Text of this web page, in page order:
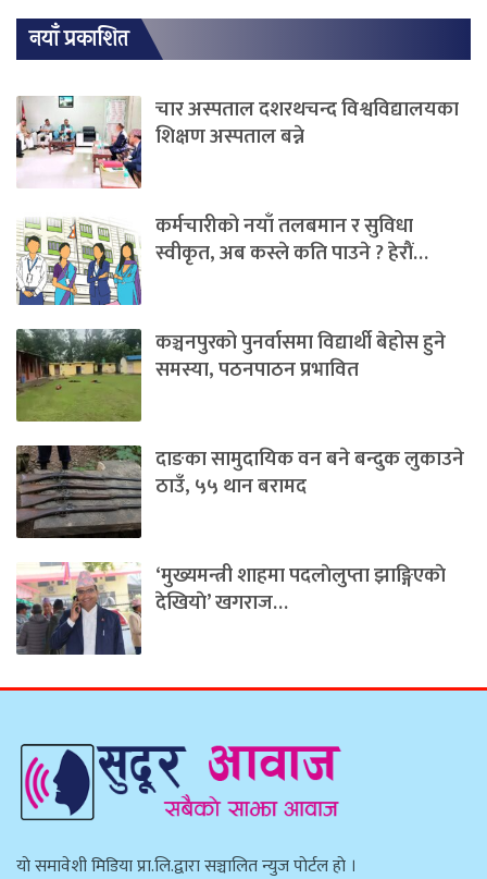
नयाँ प्रकाशित
चार अस्पताल दशरथचन्द विश्वविद्यालयका
शिक्षण अस्पताल बन्ने
कर्मचारीको नयाँ तलबमान र सुविधा
स्वीकृत, अब कस्ले कति पाउने ? हेराैं…
कञ्चनपुरको पुनर्वासमा विद्यार्थी बेहोस हुने
समस्या, पठनपाठन प्रभावित
दाङका सामुदायिक वन बने बन्दुक लुकाउने
ठाउँ, ५५ थान बरामद
‘मुख्यमन्त्री शाहमा पदलाेलुप्ता झाङ्गिएकाे
देखियाे’ खगराज…
याे समावेशी मिडिया प्रा.लि.द्वारा सञ्चालित न्युज पाेर्टल हाे ।